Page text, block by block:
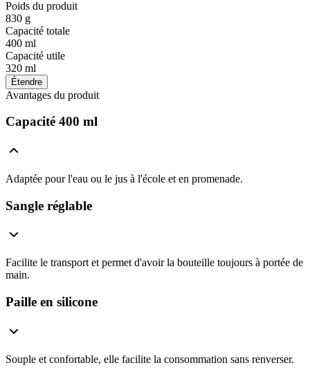
Poids du produit
830 g
Capacité totale
400 ml
Capacité utile
320 ml
Étendre
Avantages du produit
Capacité 400 ml
Adaptée pour l'eau ou le jus à l'école et en promenade.
Sangle réglable
Facilite le transport et permet d'avoir la bouteille toujours à portée de
main.
Paille en silicone
Souple et confortable, elle facilite la consommation sans renverser.